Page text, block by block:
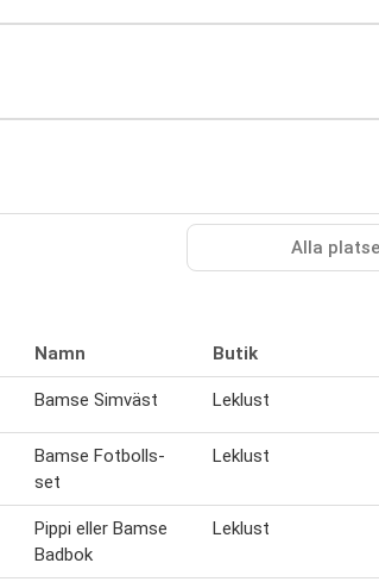
Alla
Namn Butik
Bamse Simväst Leklust
Bamse Fotbolls-
set
Leklust
Pippi eller Bamse
Badbok
Leklust